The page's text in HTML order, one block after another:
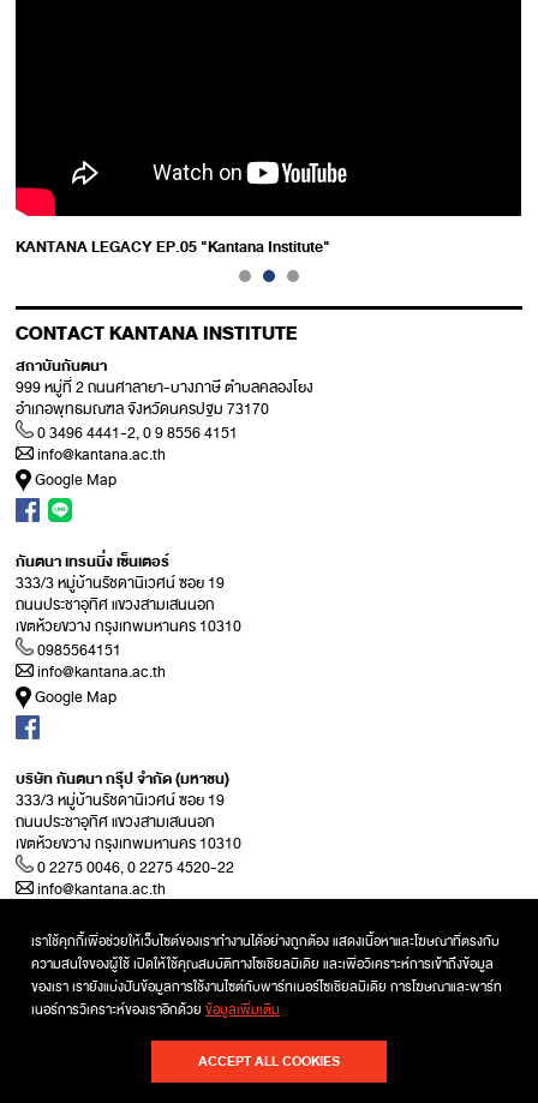
KANTANA LEGACY EP.05 "Kantana Institute"
CONTACT KANTANA INSTITUTE
สถาบันกันตนา
999 หมู่ที่ 2 ถนนศาลายา-บางภาษี ตำบลคลองโยง
อำเภอพุทธมณฑล จังหวัดนครปฐม 73170
0 3496 4441-2, 0 9 8556 4151
info@kantana.ac.th
Google Map
กันตนา เทรนนิ่ง เซ็นเตอร์
333/3 หมู่บ้านรัชดานิเวศน์ ซอย 19
ถนนประชาอุทิศ แขวงสามเสนนอก
เขตห้วยขวาง กรุงเทพมหานคร 10310
0985564151
info@kantana.ac.th
Google Map
บริษัท กันตนา กรุ๊ป จำกัด (มหาชน)
333/3 หมู่บ้านรัชดานิเวศน์ ซอย 19
ถนนประชาอุทิศ แขวงสามเสนนอก
เขตห้วยขวาง กรุงเทพมหานคร 10310
0 2275 0046, 0 2275 4520-22
info@kantana.ac.th
นโยบายคุ้มครองข้อมูลส่วนบุคคล
เราใช้คุกกี้เพื่อช่วยให้เว็บไซต์ของเราทำงานได้อย่างถูกต้อง แสดงเนื้อหาและโฆษณาที่ตรงกับ
ความสนใจของผู้ใช้ เปิดให้ใช้คุณสมบัติทางโซเชียลมีเดีย และเพื่อวิเคราะห์การเข้าถึงข้อมูล
ของเรา เรายังแบ่งปันข้อมูลการใช้งานไซต์กับพาร์ทเนอร์โซเชียลมีเดีย การโฆษณาและพาร์ท
เนอร์การวิเคราะห์ของเราอีกด้วย ข้อมูลเพิ่มเติม
ACCEPT ALL COOKIES